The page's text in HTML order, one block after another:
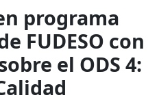
programa
FUDESO con
el ODS 4: